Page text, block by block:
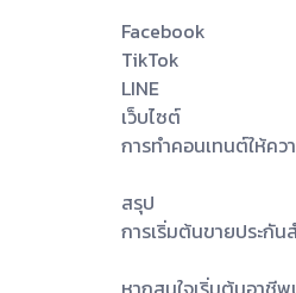
Facebook
TikTok
LINE
เว็บไซต์
การทำคอนเทนต์ให้คว
สรุป
การเริ่มต้นขายประกั